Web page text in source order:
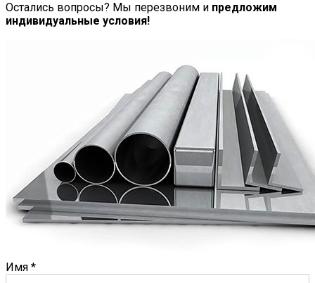
Остались вопросы? Мы перезвоним и предложим
индивидуальные условия!
Имя *